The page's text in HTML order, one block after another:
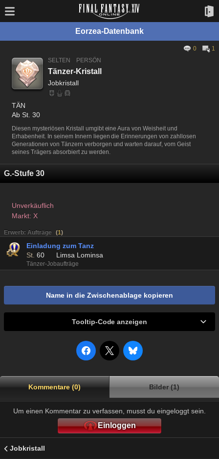
Eorzea-Datenbank
0
1
SELTEN
PERSÖN
Tänzer-Kristall
Jobkristall
TÄN
Ab St. 30
Diesen mysteriösen Kristall umgibt eine Aura von Weisheit und
Erhabenheit. In seinem Innern liegen die Erinnerungen von zahllosen
Generationen von Tänzern verborgen und warten darauf, vom Geist
seines Trägers absorbiert zu werden.
G.-Stufe 30
Unverkäuflich
Markt: X
Erwerb: Aufträge (1)
Einladung zum Tanz
St. 60 Limsa Lominsa
Tänzer-Jobaufträge
Name in die Zwischenablage kopieren
Tooltip-Code anzeigen
Kommentare (0) Bilder (1)
Um einen Kommentar zu verfassen, musst du eingeloggt sein.
Einloggen
Jobkristall